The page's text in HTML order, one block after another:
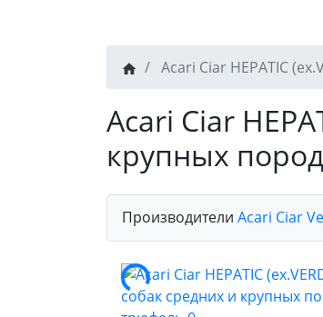
Acari Ciar HEPATIC
Acari Ciar
крупных
Производители Acari Ciar